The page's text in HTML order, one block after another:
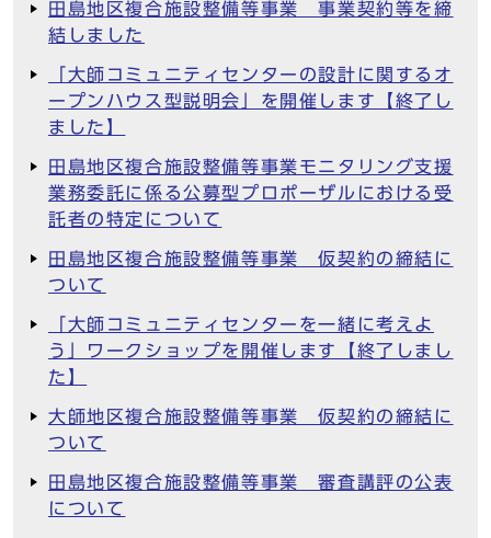
田島地区複合施設整備等事業 事業契約等を締
結しました
「大師コミュニティセンターの設計に関するオ
ープンハウス型説明会」を開催します【終了し
ました】
田島地区複合施設整備等事業モニタリング支援
業務委託に係る公募型プロポーザルにおける受
託者の特定について
田島地区複合施設整備等事業 仮契約の締結に
ついて
「大師コミュニティセンターを一緒に考えよ
う」ワークショップを開催します【終了しまし
た】
大師地区複合施設整備等事業 仮契約の締結に
ついて
田島地区複合施設整備等事業 審査講評の公表
について